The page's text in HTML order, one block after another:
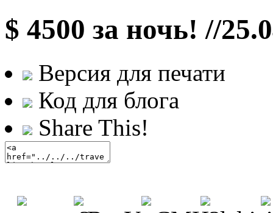
$ 4500 за ночь!//
Версия для печати
Код для блога
Share This!